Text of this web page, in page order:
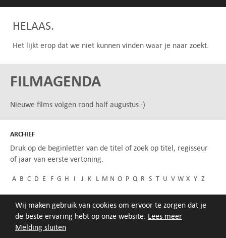
Melding sluiten
Wij maken gebruik van cookies om ervoor te zorgen dat je
de beste ervaring hebt op onze website. Lees meer
HELAAS.
Het lijkt erop dat we niet kunnen vinden waar je naar zoekt.
FILMAGENDA
Nieuwe films volgen rond half augustus :)
ARCHIEF
Druk op de beginletter van de titel of zoek op titel, regisseur
of jaar van eerste vertoning.
A B C D E F G H I J K L M N O P Q R S T U V W X Y Z